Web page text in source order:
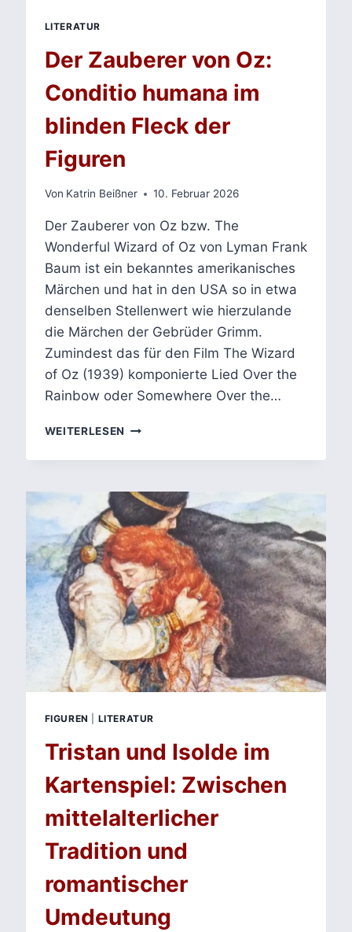
LITERATUR
Der Zauberer von Oz:
Conditio humana im
blinden Fleck der
Figuren
Von Katrin Beißner 10. Februar 2026
Der Zauberer von Oz bzw. The
Wonderful Wizard of Oz von Lyman Frank
Baum ist ein bekanntes amerikanisches
Märchen und hat in den USA so in etwa
denselben Stellenwert wie hierzulande
die Märchen der Gebrüder Grimm.
Zumindest das für den Film The Wizard
of Oz (1939) komponierte Lied Over the
Rainbow oder Somewhere Over the…
WEITERLESEN DER
VON
CONDITIO
HUMANA
IM
BLINDEN
FLECK
DER
FIGUREN
FIGUREN LITERATUR
Tristan und Isolde im
Kartenspiel: Zwischen
mittelalterlicher
Tradition und
romantischer
Umdeutung